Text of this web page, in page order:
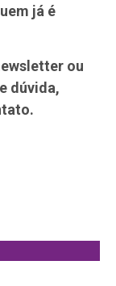
já é
ou
dúvida,